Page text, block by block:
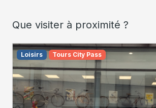
Que visiter à proximité ?
Loisirs Tours City Pass